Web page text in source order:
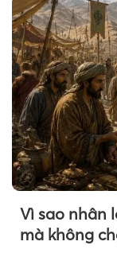
Vì sao nhân
mà không